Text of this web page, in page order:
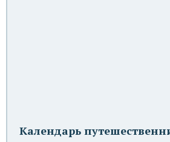
Календарь